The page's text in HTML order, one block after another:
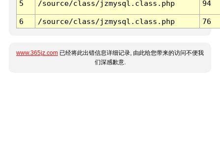
5 /source/class/jzmysql.class.php 94
6 /source/class/jzmysql.class.php 76
www.365jz.com 已经将此出错信息详细记录, 由此给您带来的访问不便我
们深感歉意.